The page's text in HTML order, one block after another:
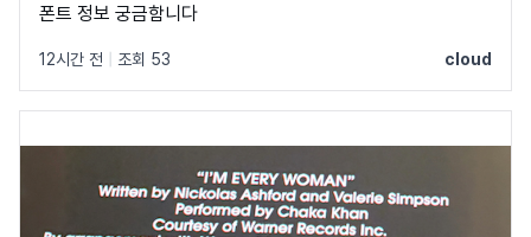
폰트 정보 궁금함니다
12시간 전 조회 53 cloud